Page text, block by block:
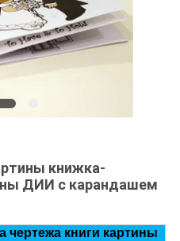
книжка-
ДИИ с карандашем
чертежа книги картины